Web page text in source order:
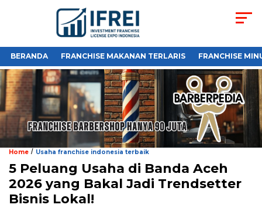
BERANDA FRANCHISE MAKANAN TERLARIS FRANCHISE
Home / Usaha franchise indonesia terbaik
5 Peluang Usaha di Banda Aceh
2026 yang Bakal Jadi Trendsetter
Bisnis Lokal!